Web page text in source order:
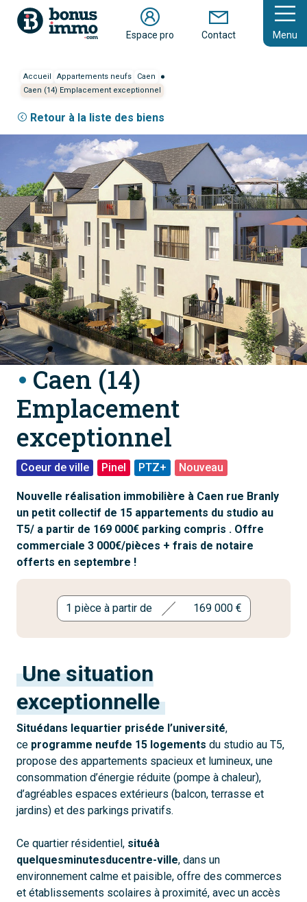
Espace pro Contact Menu
Accueil Appartements neufs
Caen
Caen (14) Emplacement exceptionnel
Retour à la liste des biens
Caen (14)
Emplacement
exceptionnel
Coeur de ville Pinel PTZ+ Nouveau
Nouvelle réalisation immobilière à Caen rue Branly
un petit collectif de 15 appartements du studio au
T5/ a partir de 169 000€ parking compris . Offre
commerciale 3 000€/pièces + frais de notaire
offerts en septembre !
1 pièce à partir de 169 000 €
Une situation
exceptionnelle
Situédans lequartier priséde l’université,
ce programme neufde 15 logements du studio au T5,
propose des appartements spacieux et lumineux, une
consommation d’énergie réduite (pompe à chaleur),
d’agréables espaces extérieurs (balcon, terrasse et
jardins) et des parkings privatifs.
Ce quartier résidentiel, situéà
quelquesminutesducentre-ville, dans un
environnement calme et paisible, offre des commerces
et établissements scolaires à proximité, avec un accès